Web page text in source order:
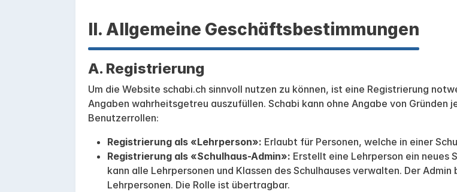
II. Allgemeine Geschäftsbestimmungen
A. Registrierung
Um die Website schabi.ch sinnvoll nutzen zu können, ist eine Registrierung
Angaben wahrheitsgetreu auszufüllen. Schabi kann ohne Angabe von
Benutzerrollen:
Registrierung als «Lehrperson»: Erlaubt für Personen, welche in einer
Registrierung als «Schulhaus-Admin»: Erstellt eine Lehrperson ein neues
kann alle Lehrpersonen und Klassen des Schulhauses verwalten. Der
Lehrpersonen. Die Rolle ist übertragbar.